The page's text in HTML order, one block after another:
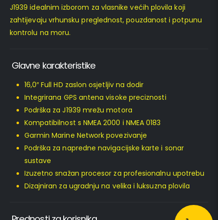
J1939 idealnim izborom za vlasnike većih plovila koji
zahtijevaju vrhunsku preglednost, pouzdanost i potpunu
kontrolu na moru.
Glavne karakteristike
16,0″ Full HD zaslon osjetljiv na dodir
Integrirana GPS antena visoke preciznosti
Podrška za J1939 mrežu motora
Kompatibilnost s NMEA 2000 i NMEA 0183
Garmin Marine Network povezivanje
Podrška za napredne navigacijske karte i sonar
sustave
Izuzetno snažan procesor za profesionalnu upotrebu
Dizajniran za ugradnju na velika i luksuzna plovila